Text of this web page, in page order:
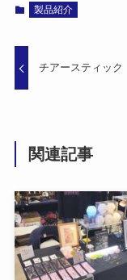
製品紹介
チアースティック
関連記事